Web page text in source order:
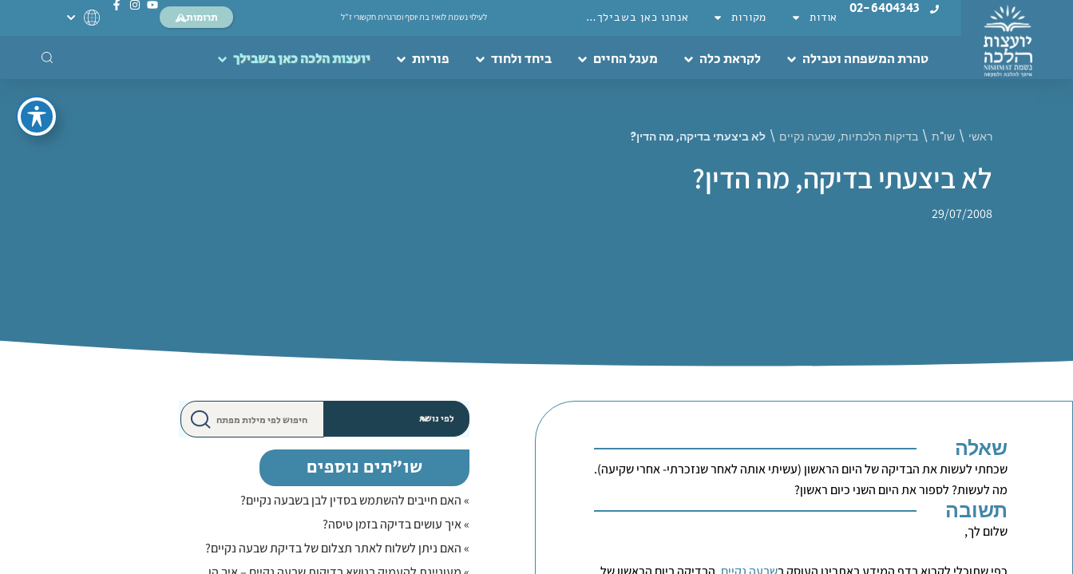
תרומות לעילוי נשמת לואיז בת יוסף ומרגרית חקשורי ז”ל 02-6404343 אודות מקורות אנחנו כאן בשבילך…
טהרת המשפחה וטבילה לקראת כלה מעגל החיים ביחד ולחוד פוריות יועצות הלכה כאן בשבילך
ראשי \ שו"ת\ בדיקות הלכתיות, שבעה נקיים \ לא ביצעתי בדיקה, מה הדין?
לא ביצעתי בדיקה, מה הדין?
29/07/2008
שאלה
שכחתי לעשות את הבדיקה של היום הראשון (עשיתי אותה לאחר שנזכרתי- אחרי שקיעה).
מה לעשות? לספור את היום השני כיום ראשון?
תשובה
שלום לך,
שו"תים נוספים
» האם חייבים להשתמש בסדין לבן בשבעה נקיים?
» איך עושים בדיקה בזמן טיסה?
» האם ניתן לשלוח לאתר תצלום של בדיקת שבעה נקיים?